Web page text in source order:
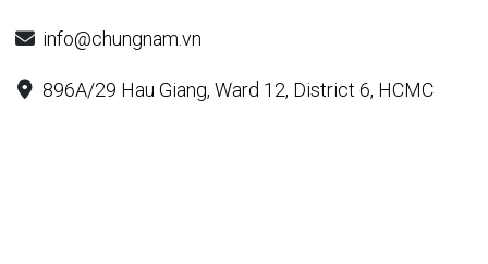
info@chungnam.vn
896A/29 Hau Giang, Ward 12, District 6, HCMC